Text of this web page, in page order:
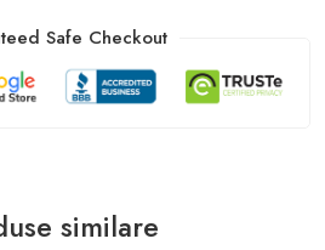
Safe Checkout
similare